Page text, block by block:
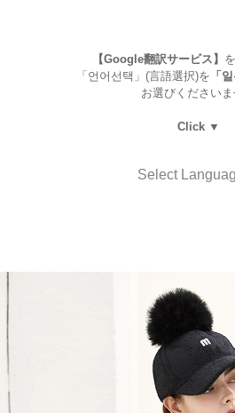
【Google翻訳サービス】
「언어선택」(言語選択)を 「
お選びくださいま
Click ▼
Select